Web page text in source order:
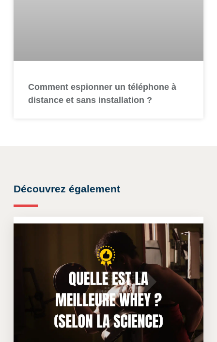
Comment espionner un téléphone à
distance et sans installation ?
Découvrez également